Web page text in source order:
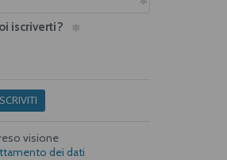
iscriverti?
visione
dei dati